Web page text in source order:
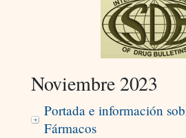
Noviembre 2023
Portada e información
Fármacos